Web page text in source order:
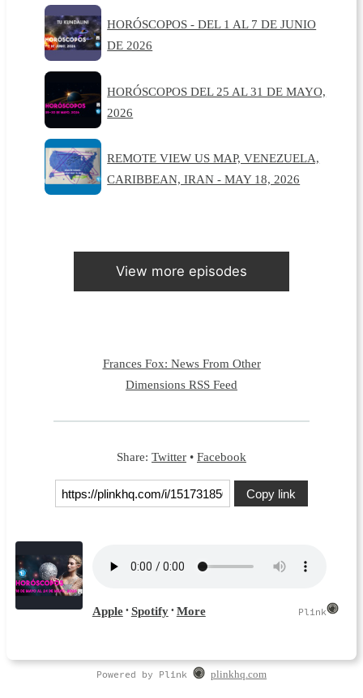
HORÓSCOPOS - DEL 1 AL 7 DE JUNIO
DE 2026
HORÓSCOPOS DEL 25 AL 31 DE MAYO,
2026
REMOTE VIEW US MAP, VENEZUELA,
CARIBBEAN, IRAN - MAY 18, 2026
View more episodes
Frances Fox: News From Other
Dimensions RSS Feed
Share: Twitter • Facebook
Copy link
Powered by Plink plinkhq.com